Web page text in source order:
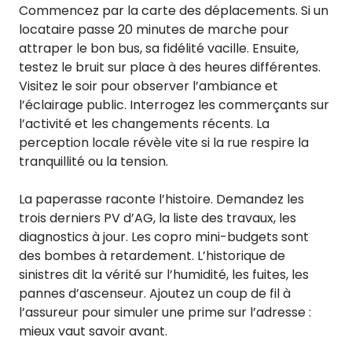
Commencez par la carte des déplacements. Si un
locataire passe 20 minutes de marche pour
attraper le bon bus, sa fidélité vacille. Ensuite,
testez le bruit sur place à des heures différentes.
Visitez le soir pour observer l’ambiance et
l’éclairage public. Interrogez les commerçants sur
l’activité et les changements récents. La
perception locale révèle vite si la rue respire la
tranquillité ou la tension.
La paperasse raconte l’histoire. Demandez les
trois derniers PV d’AG, la liste des travaux, les
diagnostics à jour. Les copro mini-budgets sont
des bombes à retardement. L’historique de
sinistres dit la vérité sur l’humidité, les fuites, les
pannes d’ascenseur. Ajoutez un coup de fil à
l’assureur pour simuler une prime sur l’adresse :
mieux vaut savoir avant.